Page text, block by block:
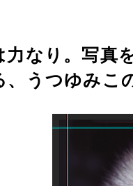
HANDBOOK
力なり。写真
、うつゆみこ